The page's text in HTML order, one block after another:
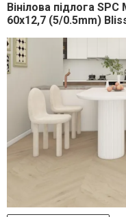
Вінілова підлога
60x12,7 (5/0.5mm)